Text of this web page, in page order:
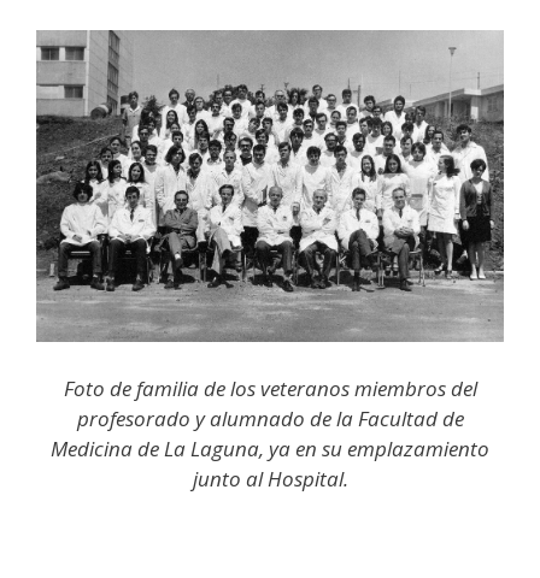
Foto de familia de los veteranos miembros del
profesorado y alumnado de la Facultad de
Medicina de La Laguna, ya en su emplazamiento
junto al Hospital.